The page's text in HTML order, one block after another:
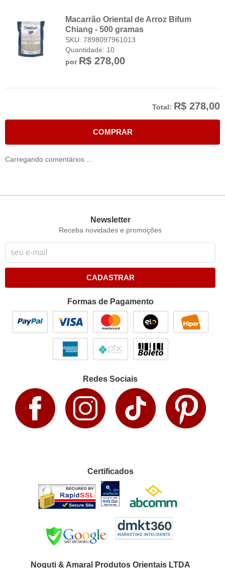
Macarrão Oriental de Arroz Bifum
Chiang - 500 gramas
SKU: 7898097961013
Quantidade: 10
por R$ 278,00
Total: R$ 278,00
COMPRAR
Carregando comentários ...
Newsletter
Receba novidades e promoções
CADASTRAR
Formas de Pagamento
Redes Sociais
Certificados
Noguti & Amaral Produtos Orientais LTDA